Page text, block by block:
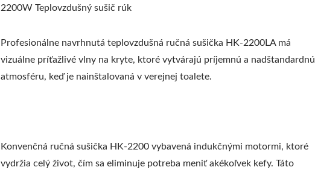
2200W Teplovzdušný sušič rúk
Profesionálne navrhnutá teplovzdušná ručná sušička HK-2200LA má
vizuálne príťažlivé vlny na kryte, ktoré vytvárajú príjemnú a nadštandardnú
atmosféru, keď je nainštalovaná v verejnej toalete.
Konvenčná ručná sušička HK-2200 vybavená indukčnými motormi, ktoré
vydržia celý život, čím sa eliminuje potreba meniť akékoľvek kefy. Táto